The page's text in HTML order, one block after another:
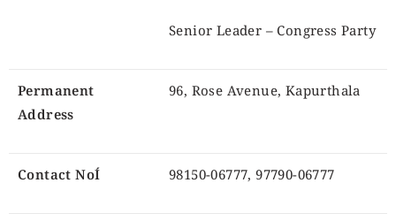
Senior Leader – Congress Party
Permanent
Address
96, Rose Avenue, Kapurthala
Contact NoÍ 98150-06777, 97790-06777